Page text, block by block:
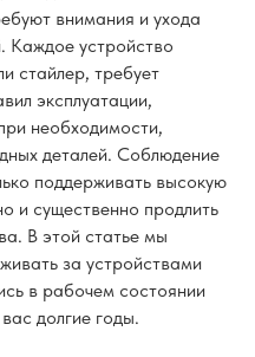
внимания и ухода
Каждое устройство
стайлер, требует
эксплуатации,
необходимости,
деталей. Соблюдение
поддерживать высокую
и существенно продлить
В этой статье мы
за устройствами
в рабочем состоянии
долгие годы.